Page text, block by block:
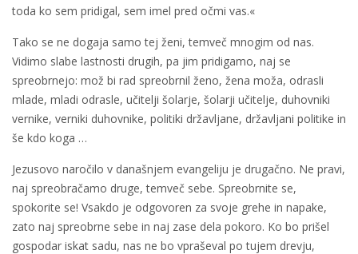
toda ko sem pridigal, sem imel pred očmi vas.«
Tako se ne dogaja samo tej ženi, temveč mnogim od nas.
Vidimo slabe lastnosti drugih, pa jim pridigamo, naj se
spreobrnejo: mož bi rad spreobrnil ženo, žena moža, odrasli
mlade, mladi odrasle, učitelji šolarje, šolarji učitelje, duhovniki
vernike, verniki duhovnike, politiki državljane, državljani politike in
še kdo koga …
Jezusovo naročilo v današnjem evangeliju je drugačno. Ne pravi,
naj spreobračamo druge, temveč sebe. Spreobrnite se,
spokorite se! Vsakdo je odgovoren za svoje grehe in napake,
zato naj spreobrne sebe in naj zase dela pokoro. Ko bo prišel
gospodar iskat sadu, nas ne bo vpraševal po tujem drevju,